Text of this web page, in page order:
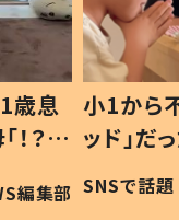
歳息
？」
編集部
小1から
ッド」
作り続
#令和の子
SNSで話題